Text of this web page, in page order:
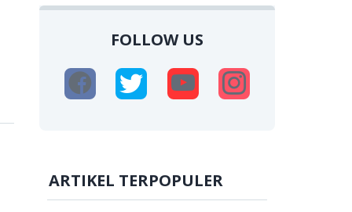
FOLLOW US
ARTIKEL TERPOPULER